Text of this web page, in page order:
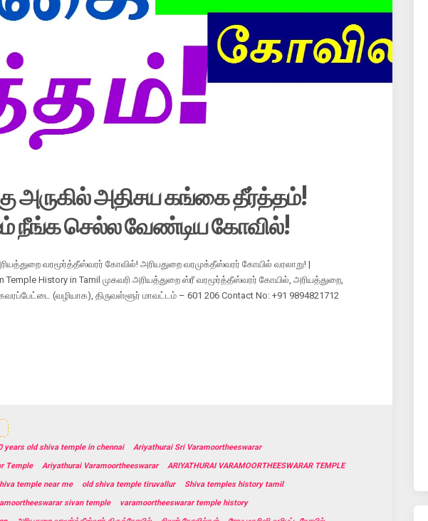
அருகில் அதிசய கங்கை தீர்த்தம்!
நீங்க செல்ல வேண்டிய கோவில்!
வரமூர்த்தீஸ்வரர் கோவில்! அரியதுறை வரமுக்தீஸ்வரர் கோயில் வரலாறு! |
Temple History in Tamil முகவரி அரியத்துறை ஸ்ரீ வரமூர்த்தீஸ்வரர் கோயில், அரியத்துறை,
(வழியாக), திருவள்ளூர் மாவட்டம் – 601 206 Contact No: +91 9894821712
years old shiva temple in chennai
Ariyathurai Sri Varamoortheeswarar
Temple
Ariyathurai Varamoortheeswarar
ARIYATHURAI VARAMOORTHEESWARAR TEMPLE
temple near me old shiva temple tiruvallur
Shiva temples history tamil
sivan temple
varamoortheeswarar temple history